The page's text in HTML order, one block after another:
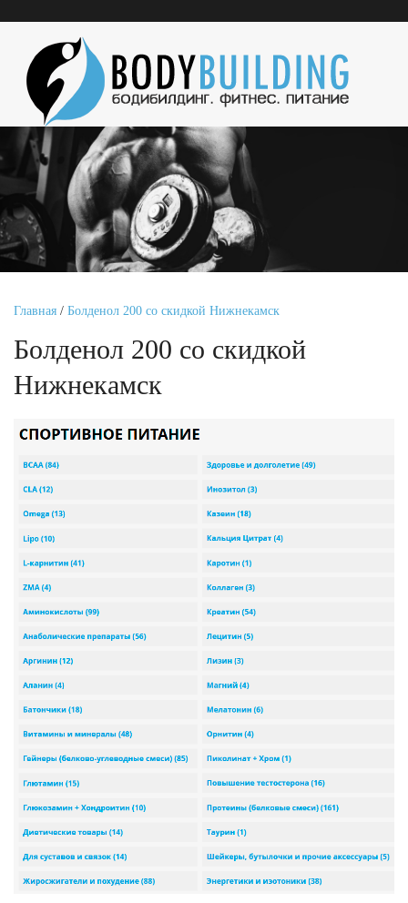
Главная / Болденол 200 со скидкой Нижнекамск
Болденол 200 со скидкой
Нижнекамск